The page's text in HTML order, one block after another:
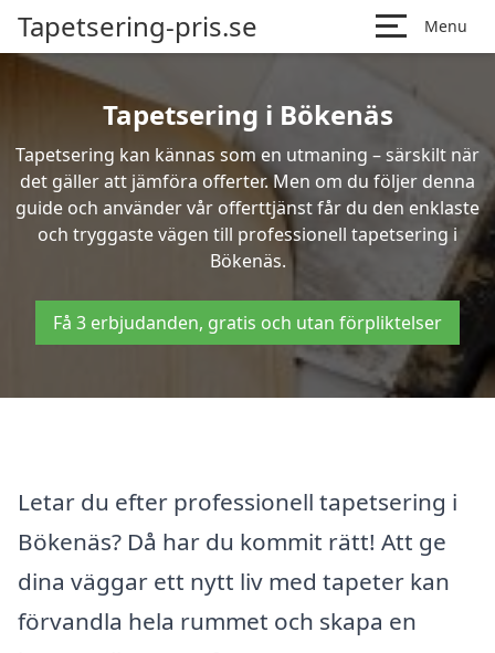
Tapetsering-pris.se Menu
Tapetsering i Bökenäs
Tapetsering kan kännas som en utmaning – särskilt när
det gäller att jämföra offerter. Men om du följer denna
guide och använder vår offerttjänst får du den enklaste
och tryggaste vägen till professionell tapetsering i
Bökenäs.
Få 3 erbjudanden, gratis och utan förpliktelser
Letar du efter professionell tapetsering i
Bökenäs? Då har du kommit rätt! Att ge
dina väggar ett nytt liv med tapeter kan
förvandla hela rummet och skapa en